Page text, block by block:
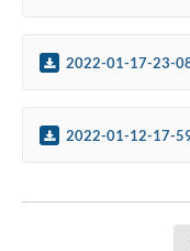
2022-01-17-23-
2022-01-12-17-